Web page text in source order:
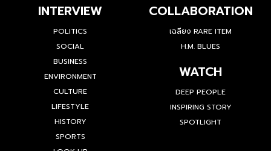
INTERVIEW
POLITICS
SOCIAL
BUSINESS
ENVIRONMENT
CULTURE
LIFESTYLE
HISTORY
SPORTS
COLLABORATION
เฉลียง RARE ITEM
H.M. BLUES
WATCH
DEEP PEOPLE
INSPIRING STORY
SPOTLIGHT